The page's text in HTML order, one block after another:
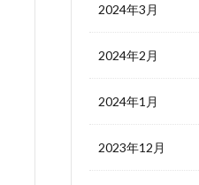
2024年3月
2024年2月
2024年1月
2023年12月